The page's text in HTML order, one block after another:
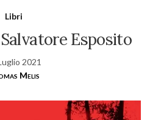
Libri
Esposito
2021
Melis